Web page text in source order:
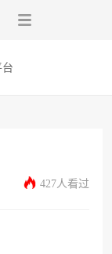
427人看过